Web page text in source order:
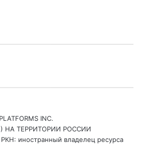
INC.
НА ТЕРРИТОРИИ РОССИИ
иностранный владелец ресурса